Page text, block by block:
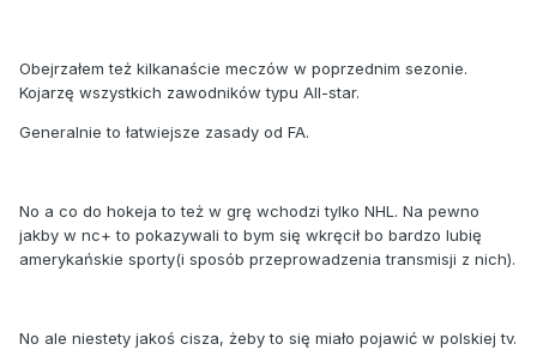
Obejrzałem też kilkanaście meczów w poprzednim sezonie.
Kojarzę wszystkich zawodników typu All-star.
Generalnie to łatwiejsze zasady od FA.
No a co do hokeja to też w grę wchodzi tylko NHL. Na pewno
jakby w nc+ to pokazywali to bym się wkręcił bo bardzo lubię
amerykańskie sporty(i sposób przeprowadzenia transmisji z nich).
No ale niestety jakoś cisza, żeby to się miało pojawić w polskiej tv.